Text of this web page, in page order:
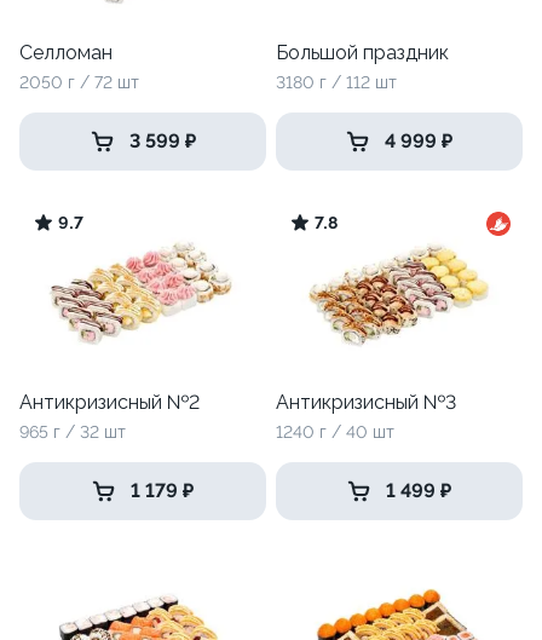
Селломан
2050 г / 72 шт
3 599 ₽
Большой праздник
3180 г / 112 шт
4 999 ₽
9.7
Антикризисный №2
965 г / 32 шт
1 179 ₽
7.8
Антикризисный №3
1240 г / 40 шт
1 499 ₽